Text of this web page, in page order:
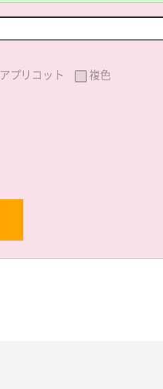
アプリコット 複色